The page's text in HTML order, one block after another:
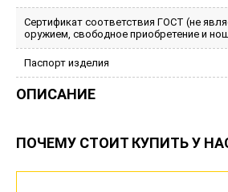
Сертификат соответствия ГОСТ (не
оружием, свободное приобретение и
Паспорт изделия
ОПИСАНИЕ
ПОЧЕМУ СТОИТ КУПИТЬ У